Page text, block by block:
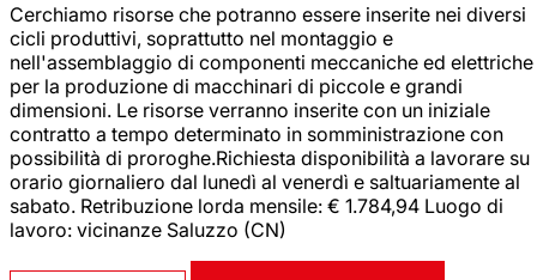
Cerchiamo risorse che potranno essere inserite nei diversi
cicli produttivi, soprattutto nel montaggio e
nell'assemblaggio di componenti meccaniche ed elettriche
per la produzione di macchinari di piccole e grandi
dimensioni. Le risorse verranno inserite con un iniziale
contratto a tempo determinato in somministrazione con
possibilità di proroghe.Richiesta disponibilità a lavorare su
orario giornaliero dal lunedì al venerdì e saltuariamente al
sabato. Retribuzione lorda mensile: € 1.784,94 Luogo di
lavoro: vicinanze Saluzzo (CN)